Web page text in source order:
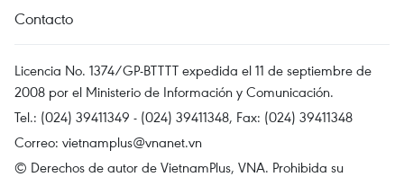
Contacto
Licencia No. 1374/GP-BTTTT expedida el 11 de septiembre de
2008 por el Ministerio de Información y Comunicación.
Tel.: (024) 39411349 - (024) 39411348, Fax: (024) 39411348
Correo: vietnamplus@vnanet.vn
© Derechos de autor de VietnamPlus, VNA. Prohibida su